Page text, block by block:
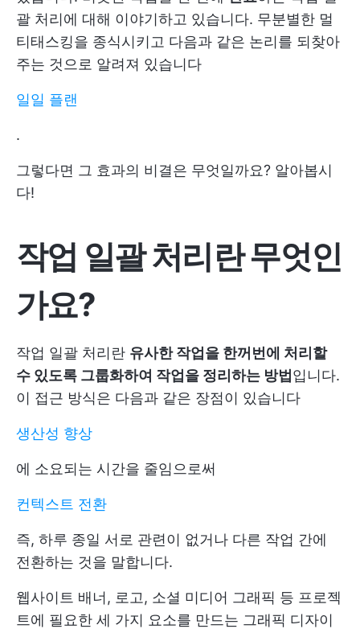
괄 처리에 대해 이야기하고 있습니다. 무분별한 멀
티태스킹을 종식시키고 다음과 같은 논리를 되찾아
주는 것으로 알려져 있습니다
일일 플랜
.
그렇다면 그 효과의 비결은 무엇일까요? 알아봅시
다!
작업 일괄 처리란 무엇인
가요?
작업 일괄 처리란 유사한 작업을 한꺼번에 처리할
수 있도록 그룹화하여 작업을 정리하는 방법 입니다.
이 접근 방식은 다음과 같은 장점이 있습니다
생산성 향상
에 소요되는 시간을 줄임으로써
컨텍스트 전환
즉, 하루 종일 서로 관련이 없거나 다른 작업 간에
전환하는 것을 말합니다.
웹사이트 배너, 로고, 소셜 미디어 그래픽 등 프로젝
트에 필요한 세 가지 요소를 만드는 그래픽 디자이